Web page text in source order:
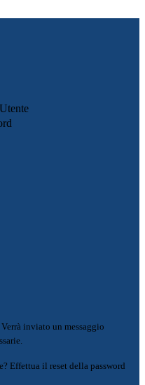
Verrà inviato un messaggio
Effettua il reset della password